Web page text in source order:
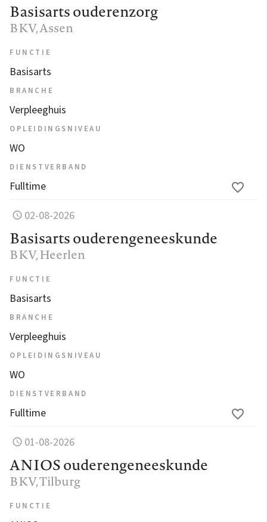
Basisarts ouderenzorg
BKV, Assen
FUNCTIE
Basisarts
BRANCHE
Verpleeghuis
OPLEIDINGSNIVEAU
WO
DIENSTVERBAND
Fulltime
02-08-2026
Basisarts ouderengeneeskunde
BKV, Heerlen
FUNCTIE
Basisarts
BRANCHE
Verpleeghuis
OPLEIDINGSNIVEAU
WO
DIENSTVERBAND
Fulltime
01-08-2026
ANIOS ouderengeneeskunde
BKV, Tilburg
FUNCTIE